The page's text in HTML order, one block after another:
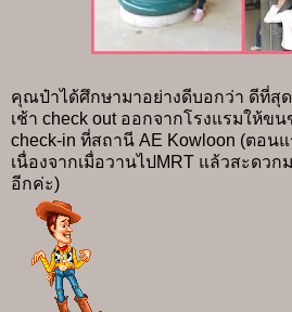
คุณป๋าได้ศึกษามาอย่างดีบอกว่า ดีที่สุ
เช้า check out ออกจากโรงแรมให้ข
check-in ที่สถานี AE Kowloon (ตอน
เนื่องจากเมื่อวานไปMRT แล้วสะดว
อีกค่ะ)